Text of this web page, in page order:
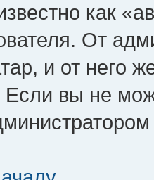
как
От
и от него
вы не